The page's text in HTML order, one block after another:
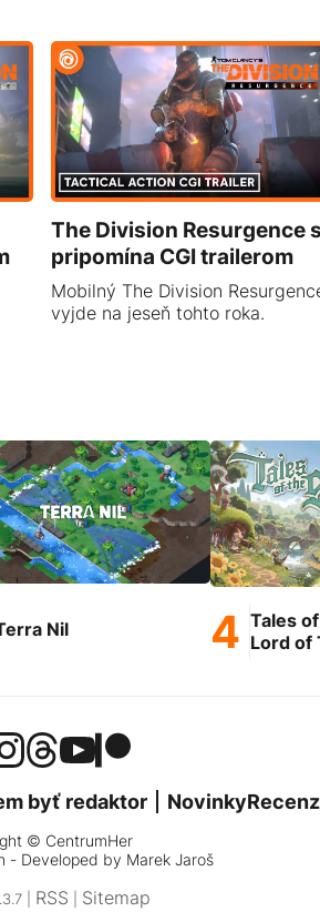
The Division Resurgence
pripomína CGI trailerom
Mobilný The Division
vyjde na jeseň tohto roka.
Nil
Tales
Lord of
byť redaktor Novinky
© CentrumHer
- Developed by Marek Jaroš
| RSS Sitemap